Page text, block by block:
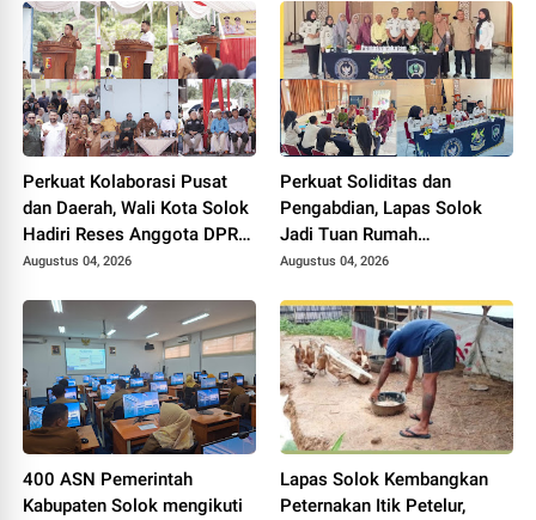
Perkuat Kolaborasi Pusat
dan Daerah, Wali Kota Solok
Hadiri Reses Anggota DPR
RI H. Zigo Rolanda
Augustus 04, 2026
Perkuat Soliditas dan
Pengabdian, Lapas Solok
Jadi Tuan Rumah
Musyawarah Pembentukan
Daerah.
Augustus 04, 2026
400 ASN Pemerintah
Kabupaten Solok mengikuti
Lapas Solok Kembangkan
Peternakan Itik Petelur,